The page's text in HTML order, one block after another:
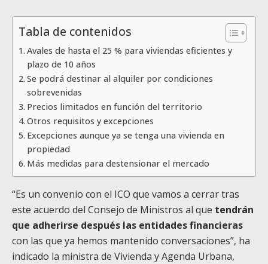
Tabla de contenidos
Avales de hasta el 25 % para viviendas eficientes y
plazo de 10 años
Se podrá destinar al alquiler por condiciones
sobrevenidas
Precios limitados en función del territorio
Otros requisitos y excepciones
Excepciones aunque ya se tenga una vivienda en
propiedad
Más medidas para destensionar el mercado
“Es un convenio con el ICO que vamos a cerrar tras
este acuerdo del Consejo de Ministros al que tendrán
que adherirse después las entidades financieras
con las que ya hemos mantenido conversaciones”, ha
indicado la ministra de Vivienda y Agenda Urbana,